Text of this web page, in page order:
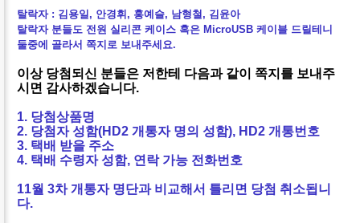
탈락자 : 김용일, 안경휘, 홍예슬, 남형철, 김윤아
탈락자 분들도 전원 실리콘 케이스 혹은 MicroUSB 케이블 드릴테니
둘중에 골라서 쪽지로 보내주세요.
이상 당첨되신 분들은 저한테 다음과 같이 쪽지를 보내주
시면 감사하겠습니다.
1. 당첨상품명
2. 당첨자 성함(HD2 개통자 명의 성함), HD2 개통번호
3. 택배 받을 주소
4. 택배 수령자 성함, 연락 가능 전화번호
11월 3차 개통자 명단과 비교해서 틀리면 당첨 취소됩니
다.